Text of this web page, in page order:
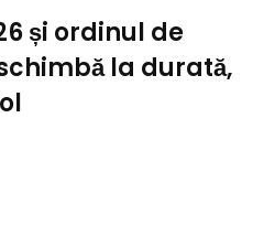
și ordinul de
la durată,